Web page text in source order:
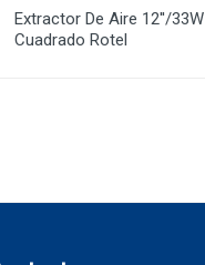
Extractor De Aire 12''/33W
Cuadrado Rotel